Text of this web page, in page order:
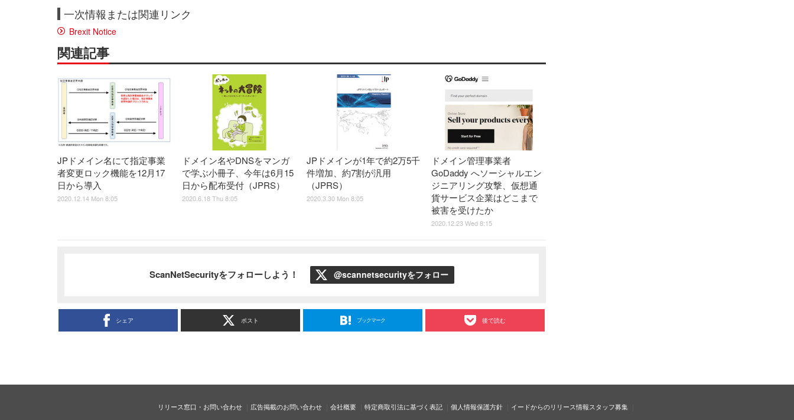
一次情報または関連リンク
Brexit Notice
関連記事
JPドメイン名にて指定事業
者変更ロック機能を12月17
日から導入
2020.12.14 Mon 8:05
ドメイン名やDNSをマンガ
で学ぶ小冊子、今年は6月15
日から配布受付（JPRS）
2020.6.18 Thu 8:05
JPドメインが1年で約2万5千
件増加、約7割が汎用
（JPRS）
2020.3.30 Mon 8:05
ドメイン管理事業者
GoDaddy へソーシャルエン
ジニアリング攻撃、仮想通
貨サービス企業はどこまで
被害を受けたか
2020.12.23 Wed 8:15
ScanNetSecurityをフォローしよう！ @scannetsecurityをフォロー
シェア ポスト ブックマーク 後で読む
リリース窓口・お問い合わせ 広告掲載のお問い合わせ 会社概要 特定商取引法に基づく表記 個人情報保護方針 イードからのリリース情報スタッフ募集